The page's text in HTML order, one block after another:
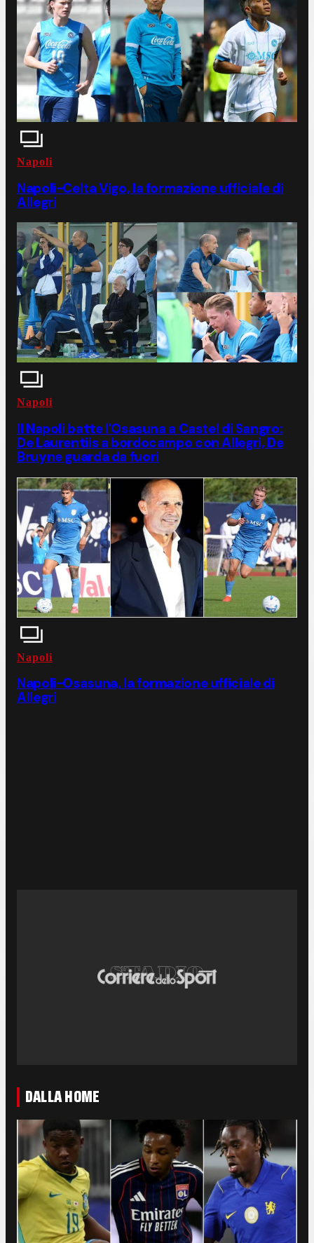
Napoli
Napoli-Celta Vigo, la formazione ufficiale di
Allegri
Napoli
Il Napoli batte l'Osasuna a Castel di Sangro:
De Laurentiis a bordocampo con Allegri, De
Bruyne guarda da fuori
Napoli
Napoli-Osasuna, la formazione ufficiale di
Allegri
DALLA HOME